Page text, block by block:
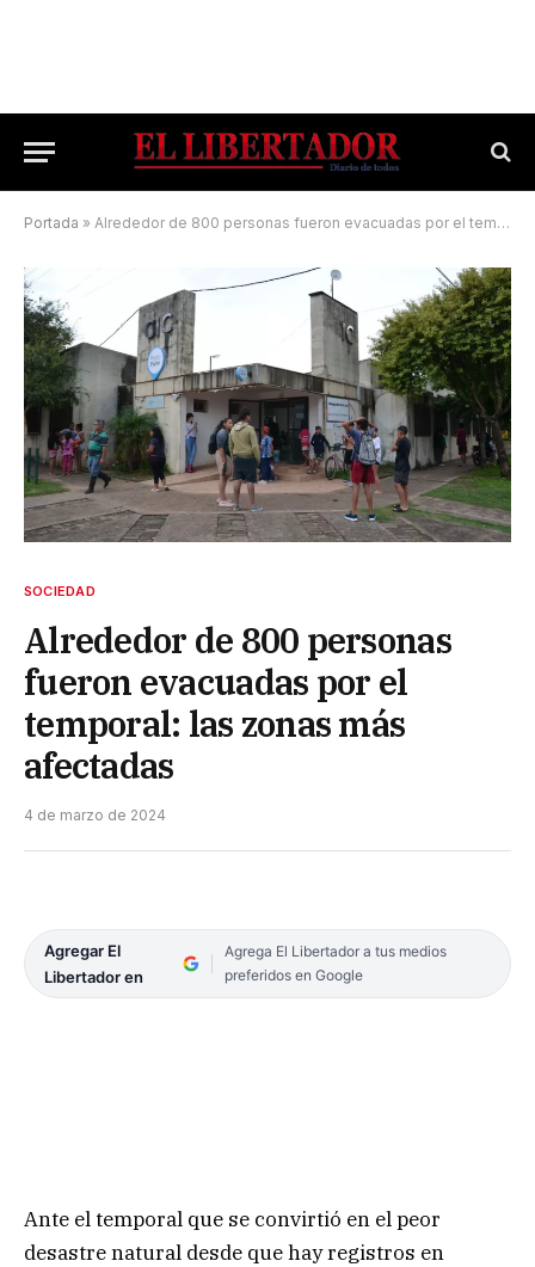
Portada » Alrededor de 800 personas fueron evacuadas por el temporal: las zonas más afectadas
SOCIEDAD
Alrededor de 800 personas
fueron evacuadas por el
temporal: las zonas más
afectadas
4 de marzo de 2024
Agregar El
Libertador en
Agrega El Libertador a tus medios
preferidos en Google
Ante el temporal que se convirtió en el peor
desastre natural desde que hay registros en